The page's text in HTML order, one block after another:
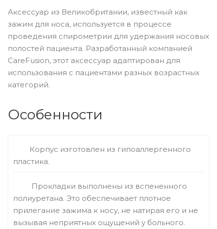
Аксессуар из Великобритании, известный как
зажим для носа, используется в процессе
проведения спирометрии для удержания носовых
полостей пациента. Разработанный компанией
CareFusion, этот аксессуар адаптирован для
использования с пациентами разных возрастных
категорий.
Особенности
Корпус изготовлен из гипоаллергенного
пластика.
Прокладки выполнены из вспененного
полиуретана. Это обеспечивает плотное
прилегание зажима к носу, не натирая его и не
вызывая неприятных ощущений у больного.